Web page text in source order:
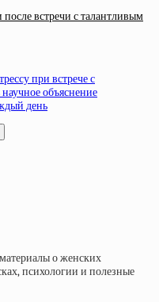
встречи с талантливым
при встрече с
объяснение
день
о женских
психологии и полезные